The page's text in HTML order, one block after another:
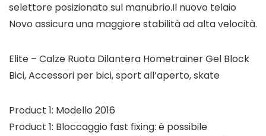
selettore posizionato sul manubrio.Il nuovo telaio
Novo assicura una maggiore stabilità ad alta velocità.
Elite – Calze Ruota Dilantera Hometrainer Gel Block
Bici, Accessori per bici, sport all’aperto, skate
Product 1: Modello 2016
Product 1: Bloccaggio fast fixing: è possibile